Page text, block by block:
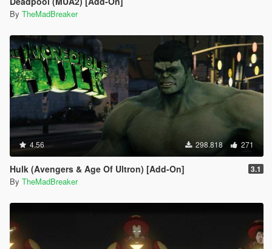
By TheMadBreaker
4.56 298.818 271
Hulk (Avengers & Age Of Ultron) [Add-On] 3.1
By TheMadBreaker